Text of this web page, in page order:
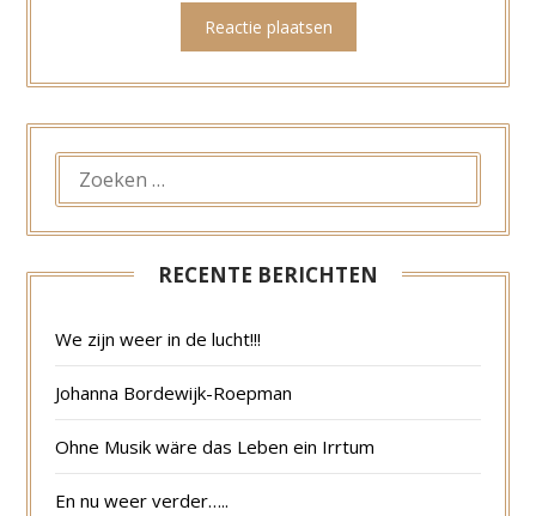
NAAR:
RECENTE BERICHTEN
We zijn weer in de lucht!!!
Johanna Bordewijk-Roepman
Ohne Musik wäre das Leben ein Irrtum
En nu weer verder…..